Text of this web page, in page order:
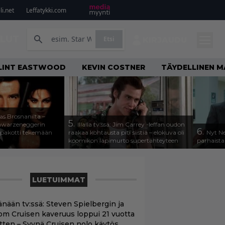
Leffatykki.com
EASTWOOD KEVIN COSTNER TÄYDELLINEN
Brosnanilta –
tekemään
5. Illalla tv:ssä: Jim Carrey -leffan oudon
raakaa kohtausta piti siistiä – elokuva oli
koomikon läpimurto supertähteyteen
6. Nyt
LUETUIMMAT
tv:ssä: Steven Spielbergin ja
Cruisen kaveruus loppui 21 vuotta